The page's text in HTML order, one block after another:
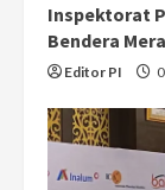
Inspektorat
Bendera
Editor PI